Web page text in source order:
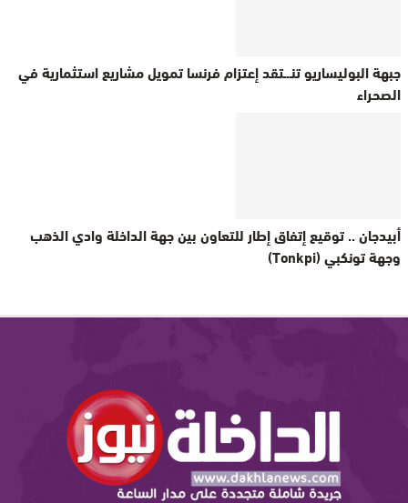
جبهة البوليساريو تنـ.ـتقد إعتزام فرنسا تمويل مشاريع استثمارية في
الصحراء
أبيدجان .. توقيع إتفاق إطار للتعاون بين جهة الداخلة وادي الذهب
وجهة تونكبي (Tonkpi)